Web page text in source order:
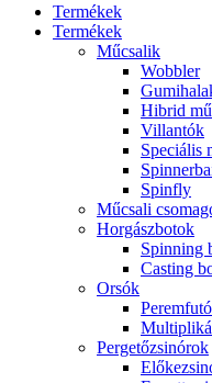
Termékek
Termékek
Műcsalik
Wobbler
Hibrid
Villantók
Speciális
Spinfly
Műcsali
Horgászbotok
Spinning
Casting
Orsók
Pergetőzsinórok